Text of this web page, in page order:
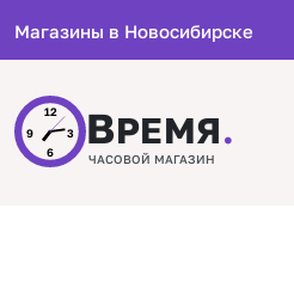
Магазины в Новосибирске
12
3
6
9 ВРЕМЯ.
ЧАСОВОЙ МАГАЗИН